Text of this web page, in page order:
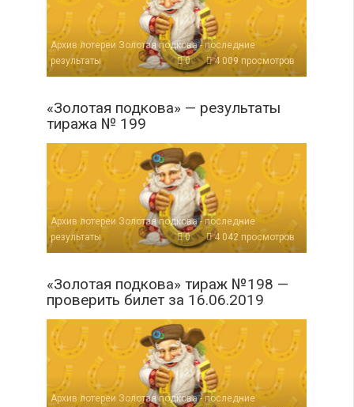
Архив лотереи Золотая подкова - последние
результаты
0 4 009 просмотров
«Золотая подкова» — результаты
тиража № 199
Архив лотереи Золотая подкова - последние
результаты
0 4 042 просмотров
«Золотая подкова» тираж №198 —
проверить билет за 16.06.2019
Архив лотереи Золотая подкова - последние